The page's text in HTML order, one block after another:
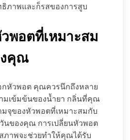
ภาพและก็รสของการสูบ
พอตที่เหมาะสม
คุณ
กหัวพอต คุณควรนึกถึงหลาย
มเข้มข้นของน้ำยา กลิ่นที่คุณ
มจุของหัวพอตที่เหมาะสมกับ
นของคุณ การเปลี่ยนหัวพอต
ภาพจะช่วยทำให้คุณได้รับ